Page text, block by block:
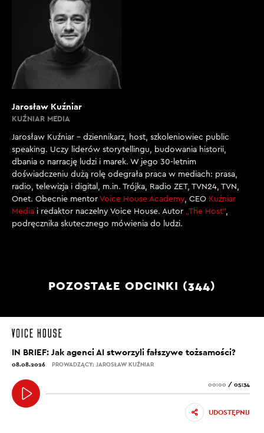
Jarosław Kuźniar
KUŹNIAR MEDIA
Jarosław Kuźniar – dziennikarz, host, szkoleniowiec public
speaking. Uczy liderów storytellingu, budowania historii,
dbania o narrację ludzi i marek. W jego 30-letnim
doświadczeniu dużą rolę odegrała praca w mediach: prasa,
radio, telewizja i digital, m.in. Trójka, Radio ZET, TVN24, TVN,
Onet. Obecnie mentor Voice House Academy, CEO Kuźniar
Media i redaktor naczelny Voice House. Autor „The Host”,
podręcznika skutecznego mówienia do ludzi.
POZOSTAŁE ODCINKI (344)
IN BRIEF: Jak agenci AI stworzyli fałszywe tożsamości?
08.08.2026 PROWADZĄCY: JAROSŁAW KUŹNIAR
00:00 / 05:34
UDOSTĘPNIJ